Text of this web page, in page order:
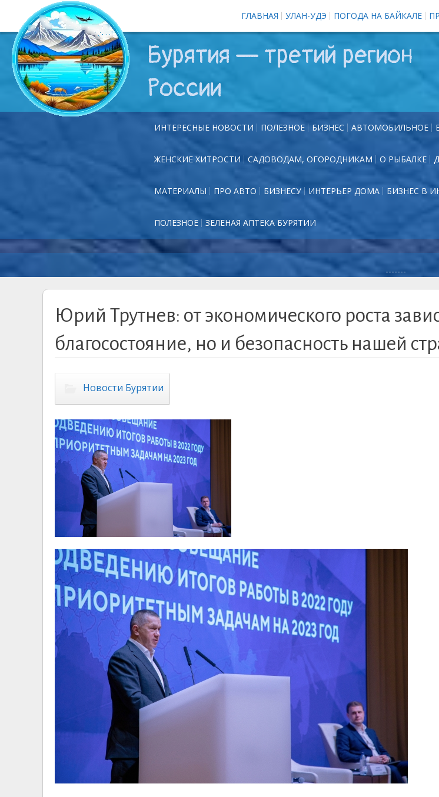
ГЛАВНАЯ УЛАН-УДЭ ПОГОДА НА БАЙКАЛЕ
Бурятия — третий регион
России
ИНТЕРЕСНЫЕ НОВОСТИ ПОЛЕЗНОЕ БИЗНЕС АВТОМОБИЛЬНОЕ
ЖЕНСКИЕ ХИТРОСТИ САДОВОДАМ, ОГОРОДНИКАМ О РЫБАЛКЕ
МАТЕРИАЛЫ ПРО АВТО БИЗНЕСУ ИНТЕРЬЕР ДОМА БИЗНЕС В
ПОЛЕЗНОЕ ЗЕЛЕНАЯ АПТЕКА БУРЯТИИ
-------
Юрий Трутнев: от экономического роста
благосостояние, но и безопасность нашей
Новости Бурятии